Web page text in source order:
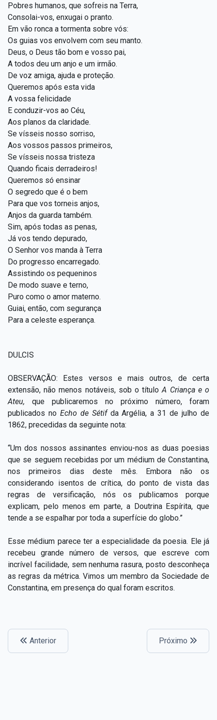
Pobres humanos, que sofreis na Terra,
Consolai-vos, enxugai o pranto.
Em vão ronca a tormenta sobre vós:
Os guias vos envolvem com seu manto.
Deus, o Deus tão bom e vosso pai,
A todos deu um anjo e um irmão.
De voz amiga, ajuda e proteção.
Queremos após esta vida
A vossa felicidade
E conduzir-vos ao Céu,
Aos planos da claridade.
Se vísseis nosso sorriso,
Aos vossos passos primeiros,
Se vísseis nossa tristeza
Quando ficais derradeiros!
Queremos só ensinar
O segredo que é o bem
Para que vos torneis anjos,
Anjos da guarda também.
Sim, após todas as penas,
Já vos tendo depurado,
O Senhor vos manda à Terra
Do progresso encarregado.
Assistindo os pequeninos
De modo suave e terno,
Puro como o amor materno.
Guiai, então, com segurança
Para a celeste esperança.
DULCIS
OBSERVAÇÃO: Estes versos e mais outros, de certa
extensão, não menos notáveis, sob o títuloA Criança e o
Ateu, que publicaremos no próximo número, foram
publicados no Echo de Sétif da Argélia, a 31 de julho de
1862, precedidas da seguinte nota:
“Um dos nossos assinantes enviou-nos as duas poesias
que se seguem recebidas por um médium de Constantina,
nos primeiros dias deste mês. Embora não os
considerando isentos de crítica, do ponto de vista das
regras de versificação, nós os publicamos porque
explicam, pelo menos em parte, a Doutrina Espírita, que
tende a se espalhar por toda a superfície do globo.”
Esse médium parece ter a especialidade da poesia. Ele já
recebeu grande número de versos, que escreve com
incrível facilidade, sem nenhuma rasura, posto desconheça
as regras da métrica. Vimos um membro da Sociedade de
Constantina, em presença do qual foram escritos.
Anterior Próximo